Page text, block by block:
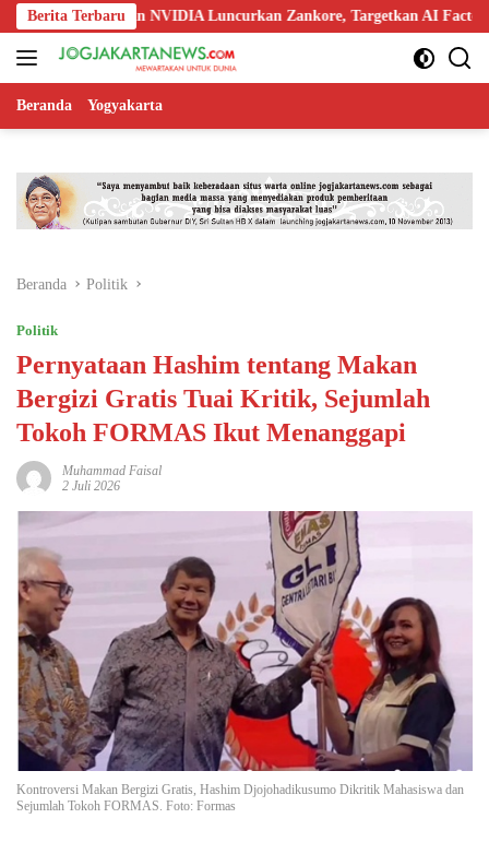
Langsung
ke
konten
Berita Terbaru
dan NVIDIA Luncurkan Zankore, Targetkan AI Factory 1 GW
Beranda Yogyakarta
Beranda Politik
Politik
Pernyataan Hashim tentang Makan
Bergizi Gratis Tuai Kritik, Sejumlah
Tokoh FORMAS Ikut Menanggapi
Muhammad Faisal
2 Juli 2026
Kontroversi Makan Bergizi Gratis, Hashim Djojohadikusumo Dikritik Mahasiswa dan
Sejumlah Tokoh FORMAS. Foto: Formas